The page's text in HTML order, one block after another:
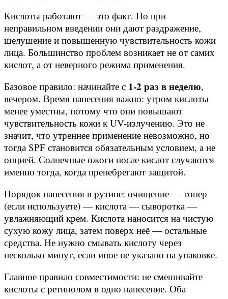
Кислоты работают — это факт. Но при
неправильном введении они дают раздражение,
шелушение и повышенную чувствительность кожи
лица. Большинство проблем возникает не от самих
кислот, а от неверного режима применения.
Базовое правило: начинайте с 1-2 раз в неделю,
вечером. Время нанесения важно: утром кислоты
менее уместны, потому что они повышают
чувствительность кожи к UV-излучению. Это не
значит, что утреннее применение невозможно, но
тогда SPF становится обязательным условием, а не
опцией. Солнечные ожоги после кислот случаются
именно тогда, когда пренебрегают защитой.
Порядок нанесения в рутине: очищение — тонер
(если используете) — кислота — сыворотка —
увлажняющий крем. Кислота наносится на чистую
сухую кожу лица, затем поверх неё — остальные
средства. Не нужно смывать кислоту через
несколько минут, если иное не указано на упаковке.
Главное правило совместимости: не смешивайте
кислоты с ретинолом в одно нанесение. Оба